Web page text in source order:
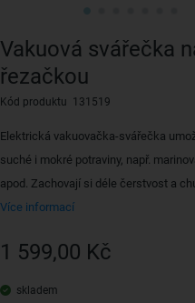
Vakuová svářečka
řezačkou
Kód produktu 131519
Elektrická vakuovačka-svářečka
suché i mokré potraviny, např.
apod. Zachovají si déle čerstvost a
Více informací
1 599,00 Kč
skladem